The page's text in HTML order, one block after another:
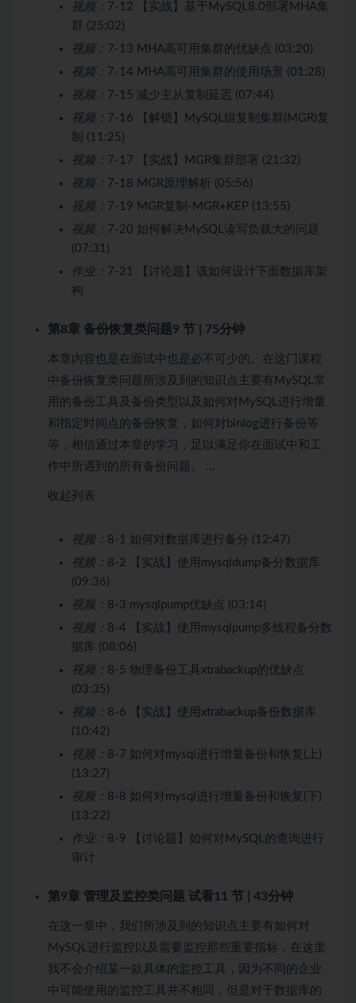
视频： 7-12 【实战】基于MySQL8.0部署MHA集
群 (25:02)
视频： 7-13 MHA高可用集群的优缺点 (03:20)
视频： 7-14 MHA高可用集群的使用场景 (01:28)
视频： 7-15 减少主从复制延迟 (07:44)
视频： 7-16 【解锁】MySQL组复制集群(MGR)复
制 (11:25)
视频： 7-17 【实战】MGR集群部署 (21:32)
视频： 7-18 MGR原理解析 (05:56)
视频： 7-19 MGR复制-MGR+KEP (13:55)
视频： 7-20 如何解决MySQL读写负载大的问题
(07:31)
作业： 7-21 【讨论题】该如何设计下面数据库架
构
第8章 备份恢复类问题9 节 | 75分钟
本章内容也是在面试中也是必不可少的。在这门课程
中备份恢复类问题所涉及到的知识点主要有MySQL常
用的备份工具及备份类型以及如何对MySQL进行增量
和指定时间点的备份恢复，如何对binlog进行备份等
等，相信通过本章的学习，足以满足你在面试中和工
作中所遇到的所有备份问题。 …
收起列表
视频： 8-1 如何对数据库进行备分 (12:47)
视频： 8-2 【实战】使用mysqldump备分数据库
(09:36)
视频： 8-3 mysqlpump优缺点 (03:14)
视频： 8-4 【实战】使用mysqlpump多线程备分数
据库 (08:06)
视频： 8-5 物理备份工具xtrabackup的优缺点
(03:35)
视频： 8-6 【实战】使用xtrabackup备份数据库
(10:42)
视频： 8-7 如何对mysql进行增量备份和恢复(上)
(13:27)
视频： 8-8 如何对mysql进行增量备份和恢复(下)
(13:22)
作业： 8-9 【讨论题】如何对MySQL的查询进行
审计
第9章 管理及监控类问题 试看11 节 | 43分钟
在这一章中，我们所涉及到的知识点主要有如何对
MySQL进行监控以及需要监控那些重要指标，在这里
我不会介绍某一款具体的监控工具，因为不同的企业
中可能使用的监控工具并不相同，但是对于数据库的